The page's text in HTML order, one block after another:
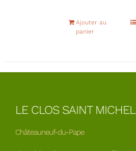
Ajouter au
panier
LE CLOS SAINT MICHEL
Châteauneuf-du-Pape